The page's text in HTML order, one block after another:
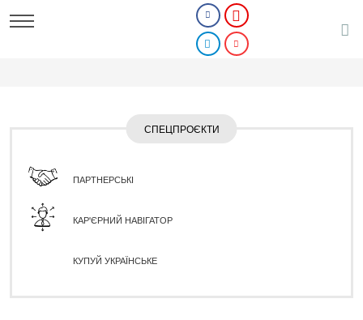
СПЕЦПРОЄКТИ
ПАРТНЕРСЬКІ
КАР'ЄРНИЙ НАВІГАТОР
КУПУЙ УКРАЇНСЬКЕ